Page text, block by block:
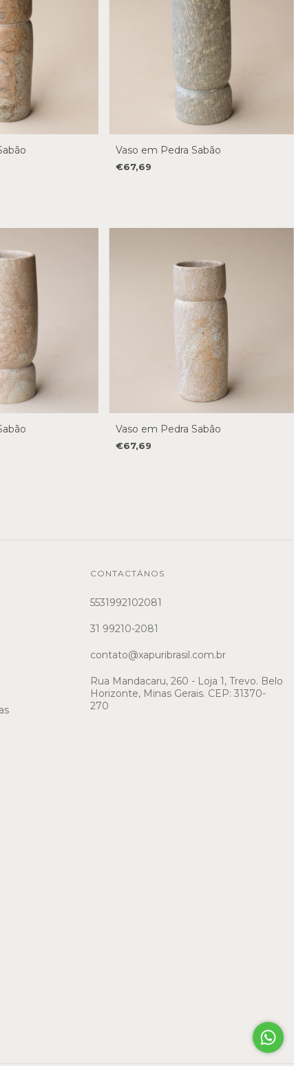
Vaso em Pedra Sabão
€67,69
Vaso em Pedra Sabão
€67,69
CONTACTÁNOS
5531992102081
31 99210-2081
contato@xapuribrasil.com.br
Rua Mandacaru, 260 - Loja 1, Trevo. Belo
Horizonte, Minas Gerais. CEP: 31370-
270